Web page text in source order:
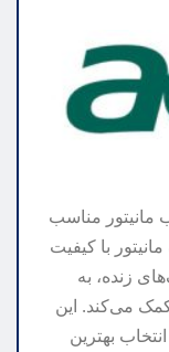
مانیتور مناسب
با کیفیت
زنده، به
می‌کند. این
بهترین